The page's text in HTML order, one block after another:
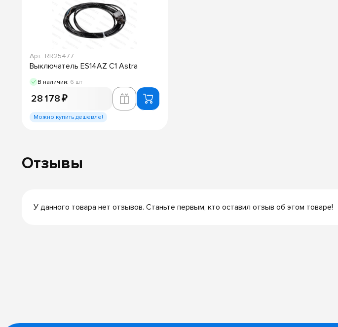
Арт.: RR25477
Выключатель ES14AZ C1 Astra
В наличии: 6 шт
28 178 ₽
Можно купить дешевле!
Отзывы
У данного товара нет отзывов. Станьте первым, кто оставил отзыв об этом товаре!